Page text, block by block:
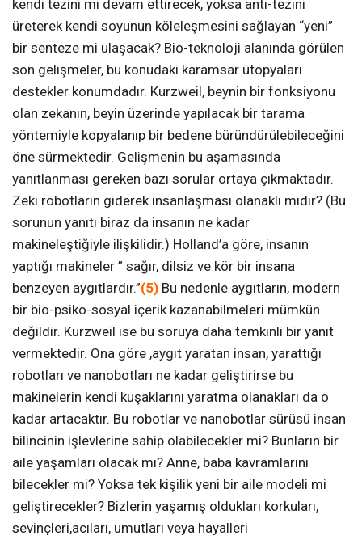
kendi tezini mi devam ettirecek, yoksa anti-tezini
üreterek kendi soyunun köleleşmesini sağlayan “yeni”
bir senteze mi ulaşacak? Bio-teknoloji alanında görülen
son gelişmeler, bu konudaki karamsar ütopyaları
destekler konumdadır. Kurzweil, beynin bir fonksiyonu
olan zekanın, beyin üzerinde yapılacak bir tarama
yöntemiyle kopyalanıp bir bedene büründürülebileceğini
öne sürmektedir. Gelişmenin bu aşamasında
yanıtlanması gereken bazı sorular ortaya çıkmaktadır.
Zeki robotların giderek insanlaşması olanaklı mıdır? (Bu
sorunun yanıtı biraz da insanın ne kadar
makineleştiğiyle ilişkilidir.) Holland’a göre, insanın
yaptığı makineler ” sağır, dilsiz ve kör bir insana
benzeyen aygıtlardır.”(5) Bu nedenle aygıtların, modern
bir bio-psiko-sosyal içerik kazanabilmeleri mümkün
değildir. Kurzweil ise bu soruya daha temkinli bir yanıt
vermektedir. Ona göre ,aygıt yaratan insan, yarattığı
robotları ve nanobotları ne kadar geliştirirse bu
makinelerin kendi kuşaklarını yaratma olanakları da o
kadar artacaktır. Bu robotlar ve nanobotlar sürüsü insan
bilincinin işlevlerine sahip olabilecekler mi? Bunların bir
aile yaşamları olacak mı? Anne, baba kavramlarını
bilecekler mi? Yoksa tek kişilik yeni bir aile modeli mi
geliştirecekler? Bizlerin yaşamış oldukları korkuları,
sevinçleri,acıları, umutları veya hayalleri